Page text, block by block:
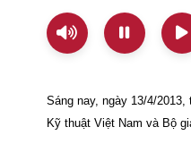
Sáng nay, ngày 13/4/
Kỹ thuật Việt Nam và Bộ